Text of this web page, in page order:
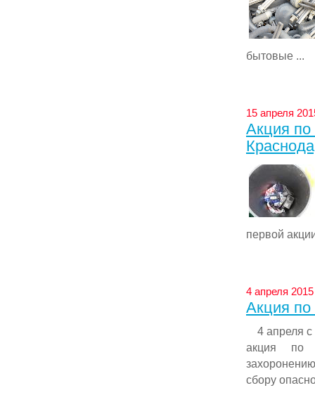
бытовые ...
15 апреля
Акция по
первой
4 апреля
Акция по
4 апреля с
акция по
сбору